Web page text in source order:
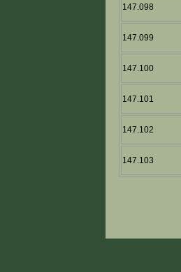
147.098
147.099
147.100
147.101
147.102
147.103